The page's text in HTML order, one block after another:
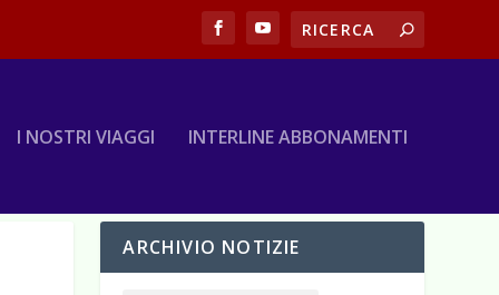
I NOSTRI VIAGGI INTERLINE ABBONAMENTI
ARCHIVIO NOTIZIE